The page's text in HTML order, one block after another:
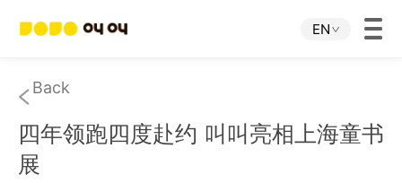
EN
Home
JOJO APP
Back
四年领跑四度赴约 叫叫亮相上海童书
展